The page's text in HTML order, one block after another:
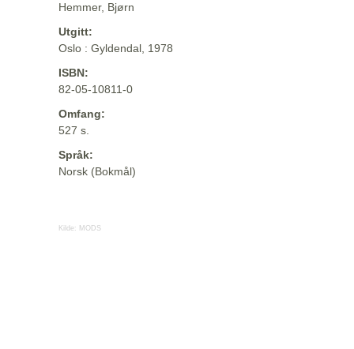
Hemmer, Bjørn
Utgitt:
Oslo : Gyldendal, 1978
ISBN:
82-05-10811-0
Omfang:
527 s.
Språk:
Norsk (Bokmål)
Kilde: MODS